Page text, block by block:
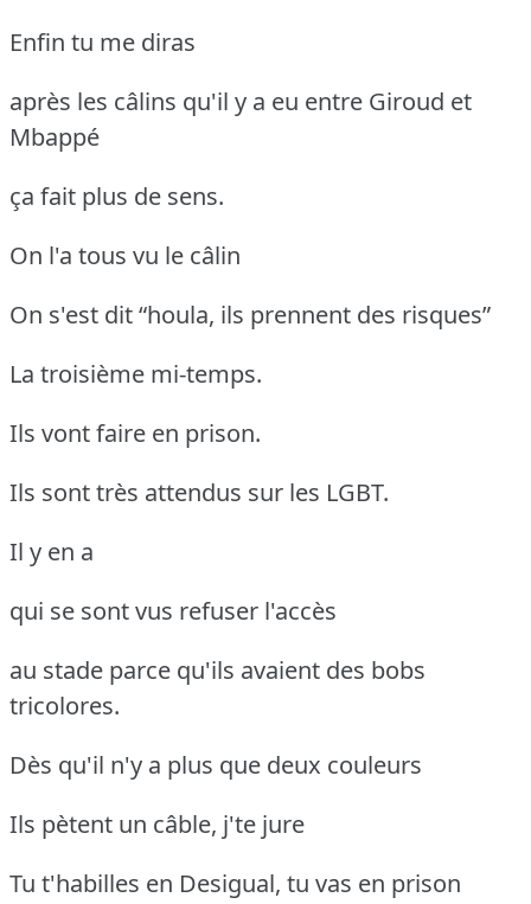
Enfin tu me diras
après les câlins qu'il y a eu entre Giroud et
Mbappé
ça fait plus de sens.
On l'a tous vu le câlin
On s'est dit “houla, ils prennent des risques”
La troisième mi-temps.
Ils vont faire en prison.
Ils sont très attendus sur les LGBT.
Il y en a
qui se sont vus refuser l'accès
au stade parce qu'ils avaient des bobs
tricolores.
Dès qu'il n'y a plus que deux couleurs
Ils pètent un câble, j'te jure
Tu t'habilles en Desigual, tu vas en prison